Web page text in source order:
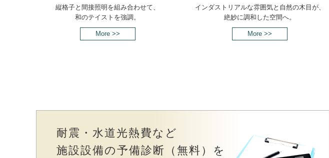
縦格子と間接照明を組み合わせて、
和のテイストを強調。
More >>
インダストリアルな雰囲気と自然の木目が、
絶妙に調和した空間へ。
More >>
耐震・水道光熱費など
施設設備の予備診断（無料）を